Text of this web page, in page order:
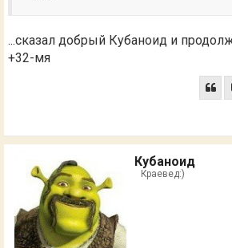
...сказал добрый Кубаноид и
+32-мя
Кубаноид
Краевед:)